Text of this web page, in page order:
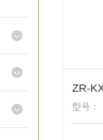
型号：